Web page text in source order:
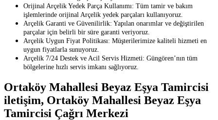
Orijinal Arçelik Yedek Parça Kullanımı: Tüm tamir ve bakım
işlemlerinde orijinal Arçelik yedek parçaları kullanıyoruz.
Arçelik Garanti ve Güvenilirlik: Yapılan onarımlar ve değiştirilen
parçalar için belirli bir süre garanti veriyoruz.
Arçelik Uygun Fiyat Politikası: Müşterilerimize kaliteli hizmeti en
uygun fiyatlarla sunuyoruz.
Arçelik 7/24 Destek ve Acil Servis Hizmeti: Güngören’nın tüm
bölgelerine hızlı servis imkanı sağlıyoruz.
Ortaköy Mahallesi Beyaz Eşya Tamircisi
iletişim, Ortaköy Mahallesi Beyaz Eşya
Tamircisi Çağrı Merkezi